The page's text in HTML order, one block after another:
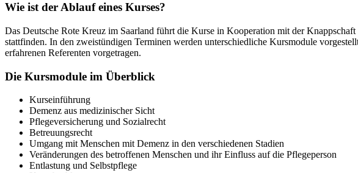
Wie ist der Ablauf eines Kurses?
Das Deutsche Rote Kreuz im Saarland führt die Kurse in Kooperation mit der
stattfinden. In den zweistündigen Terminen werden unterschiedliche Kursmodule
erfahrenen Referenten vorgetragen.
Die Kursmodule im Überblick
Kurseinführung
Demenz aus medizinischer Sicht
Pflegeversicherung und Sozialrecht
Betreuungsrecht
Umgang mit Menschen mit Demenz in den verschiedenen Stadien
Veränderungen des betroffenen Menschen und ihr Einfluss auf die Pflegeperson
Entlastung und Selbstpflege